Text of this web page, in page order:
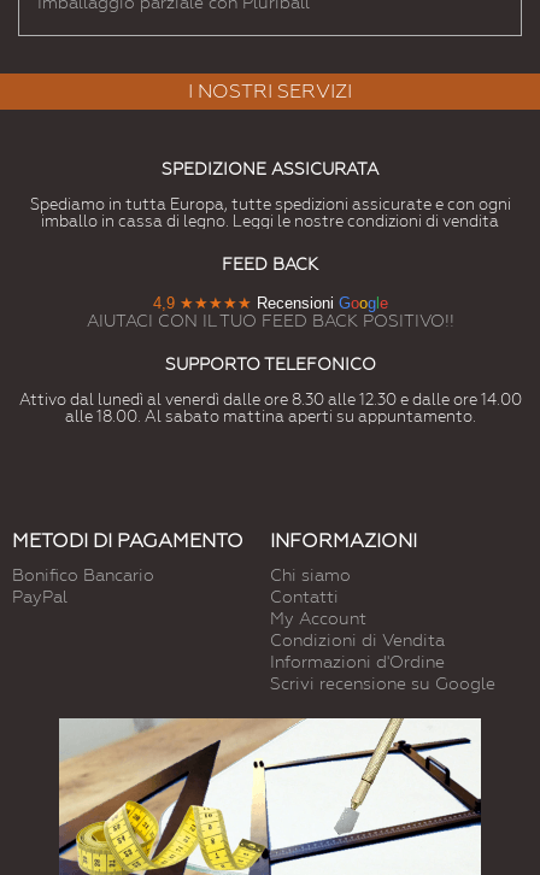
I NOSTRI SERVIZI
SPEDIZIONE ASSICURATA
Spediamo in tutta Europa, tutte spedizioni assicurate e con ogni
imballo in cassa di legno. Leggi le nostre condizioni di vendita
FEED BACK
4,9 ★★★★★ Recensioni Googl e
AIUTACI CON IL TUO FEED BACK POSITIVO!!
SUPPORTO TELEFONICO
Attivo dal lunedì al venerdì dalle ore 8.30 alle 12.30 e dalle ore 14.00
alle 18.00. Al sabato mattina aperti su appuntamento.
METODI DI PAGAMENTO
Bonifico Bancario
PayPal
INFORMAZIONI
Chi siamo
Contatti
My Account
Condizioni di Vendita
Informazioni d'Ordine
Scrivi recensione su Google